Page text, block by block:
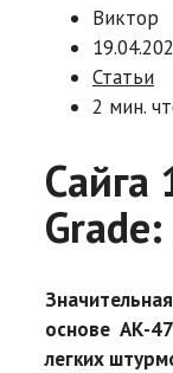
Виктор
Статьи
2 мин.
Сайга
основе АК-
легких